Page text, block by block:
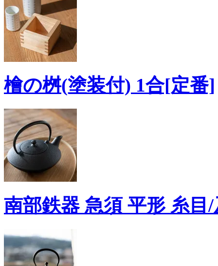
檜の桝(塗装付) 1合[定番]
南部鉄器 急須 平形 糸目